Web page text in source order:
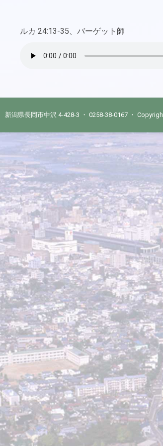
ルカ 24:13-35、バーゲット師
新潟県長岡市中沢 4-428-3 ・ 0258-38-0167 ・